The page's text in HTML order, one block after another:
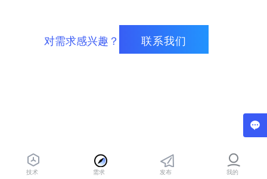
对需求感兴趣？ 联系我们
技术 需求 发布 我的